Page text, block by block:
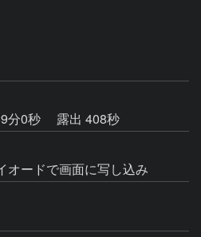
分0秒
露出 408秒
オードで画面に写し込み